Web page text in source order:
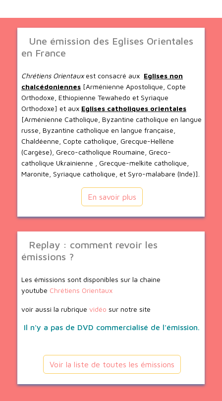
Une émission des Eglises Orientales
en France
Chrétiens Orientauxest consacré aux Eglises non
chalcédoniennes [Arménienne Apostolique, Copte
Orthodoxe, Ethiopienne Tewahedo et Syriaque
Orthodoxe] et aux Eglises catholiques orientales
[Arménienne Catholique, Byzantine catholique en langue
russe, Byzantine catholique en langue française,
Chaldéenne, Copte catholique, Grecque-Hellène
(Cargèse), Greco-catholique Roumaine, Greco-
catholique Ukrainienne , Grecque-melkite catholique,
Maronite, Syriaque catholique, et Syro-malabare (Inde)].
En savoir plus
Replay : comment revoir les
émissions ?
Les émissions sont disponibles sur la chaine
youtube Chrétiens Orientaux
voir aussi la rubrique vidéo sur notre site
Il n'y a pas de DVD commercialisé de l'émission.
Voir la liste de toutes les émissions